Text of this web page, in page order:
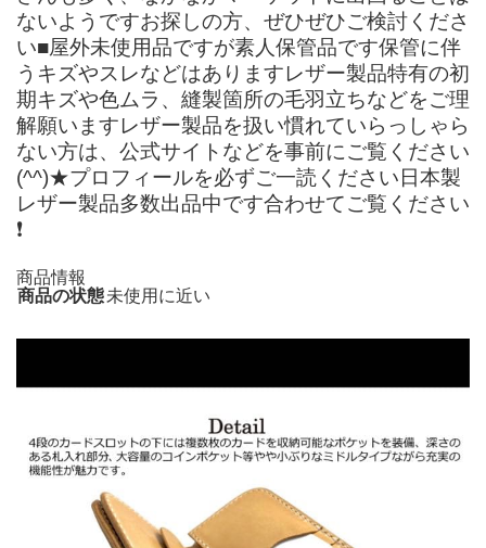
ないようですお探しの方、ぜひぜひご検討くださ
い■屋外未使用品ですが素人保管品です保管に伴
うキズやスレなどはありますレザー製品特有の初
期キズや色ムラ、縫製箇所の毛羽立ちなどをご理
解願いますレザー製品を扱い慣れていらっしゃら
ない方は、公式サイトなどを事前にご覧ください
(^^)★プロフィールを必ずご一読ください日本製
レザー製品多数出品中です合わせてご覧ください
❗️
商品情報
商品の状態未使用に近い